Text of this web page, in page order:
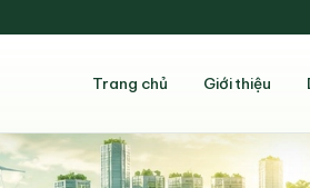
Trang chủ Giới thiệu